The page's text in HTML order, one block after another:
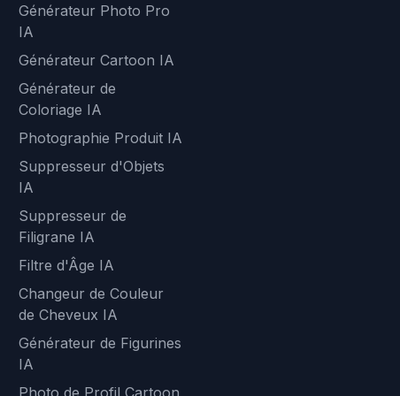
Générateur Photo Pro
IA
Générateur Cartoon IA
Générateur de
Coloriage IA
Photographie Produit IA
Suppresseur d'Objets
IA
Suppresseur de
Filigrane IA
Filtre d'Âge IA
Changeur de Couleur
de Cheveux IA
Générateur de Figurines
IA